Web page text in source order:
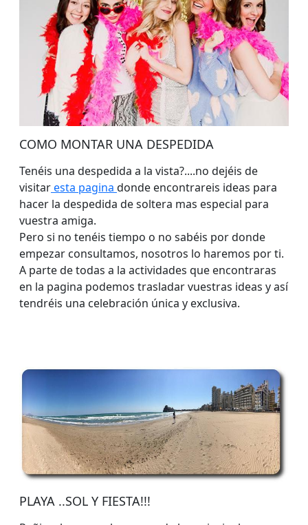
COMO MONTAR UNA DESPEDIDA
Tenéis una despedida a la vista?....no dejéis de
visitaresta pagina donde encontrareis ideas para
hacer la despedida de soltera mas especial para
vuestra amiga.
Pero si no tenéis tiempo o no sabéis por donde
empezar consultamos, nosotros lo haremos por ti.
A parte de todas a la actividades que encontraras
en la pagina podemos trasladar vuestras ideas y así
tendréis una celebración única y exclusiva.
PLAYA ..SOL Y FIESTA!!!